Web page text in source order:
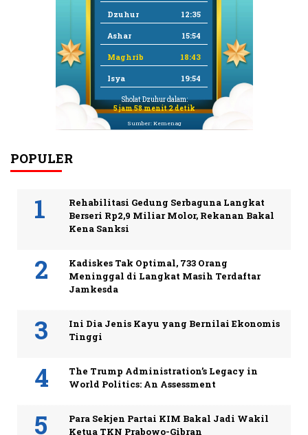
Dzuhur 12:35
Ashar 15:54
Maghrib 18:43
Isya 19:54
Sholat Dzuhur dalam:
5 jam 58 menit 2 detik
POPULER
Rehabilitasi Gedung Serbaguna Langkat
Berseri Rp2,9 Miliar Molor, Rekanan Bakal
Kena Sanksi
Kadiskes Tak Optimal, 733 Orang
Meninggal di Langkat Masih Terdaftar
Jamkesda
Ini Dia Jenis Kayu yang Bernilai Ekonomis
Tinggi
The Trump Administration’s Legacy in
World Politics: An Assessment
Para Sekjen Partai KIM Bakal Jadi Wakil
Ketua TKN Prabowo-Gibran